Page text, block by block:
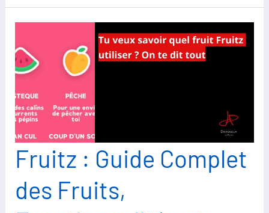
Fruitz : Guide Complet
des Fruits,